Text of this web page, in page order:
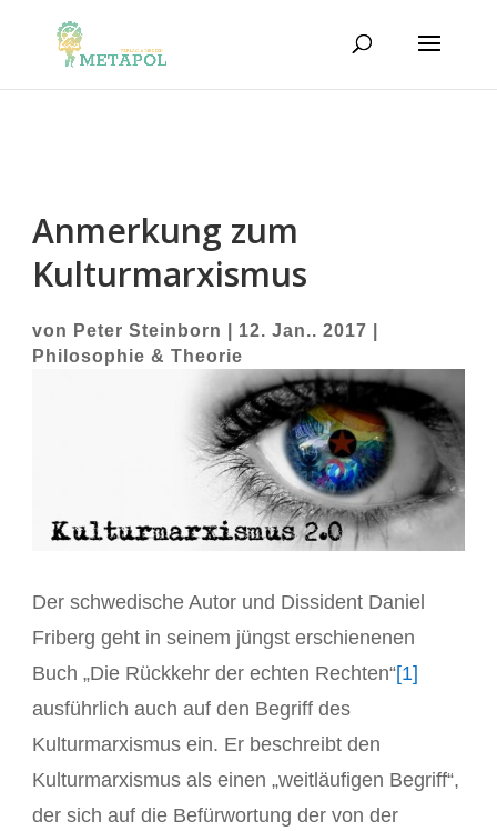
Anmerkung zum
Kulturmarxismus
von Peter Steinborn 12. Jan.. 2017
Philosophie & Theorie
Der schwedische Autor und Dissident Daniel
Friberg geht in seinem jüngst erschienenen
Buch „Die Rückkehr der echten Rechten“[1]
ausführlich auch auf den Begriff des
Kulturmarxismus ein. Er beschreibt den
Kulturmarxismus als einen „weitläufigen Begriff“,
der sich auf die Befürwortung der von der